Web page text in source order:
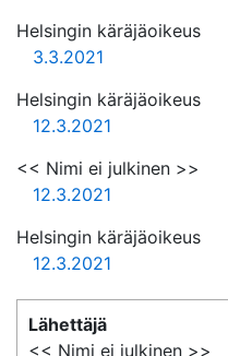
Helsingin käräjäoikeus
3.3.2021
Helsingin käräjäoikeus
12.3.2021
<< Nimi ei julkinen >>
12.3.2021
Helsingin käräjäoikeus
12.3.2021
Lähettäjä
<< Nimi ei julkinen >>